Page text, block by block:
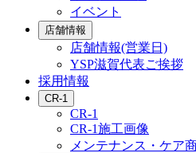
イベント
店舗情報
店舗情報(営業日)
YSP滋賀代表ご挨拶
採用情報
CR-1
CR-1
CR-1施工画像
メンテナンス・ケア